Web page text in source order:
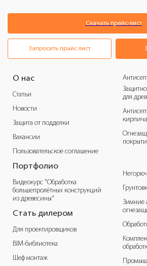
Скачать прайс-лист
Запросить прайс лист
О нас
Статьи
Новости
Защита от подделки
Вакансии
Пользовательское соглашение
Портфолио
Видеокурс "Обработка
большепролётных конструкций
из древесины"
Стать дилером
Для проектировщиков
BIM-библиотека
Шеф монтаж
для
кирпича
Зимние